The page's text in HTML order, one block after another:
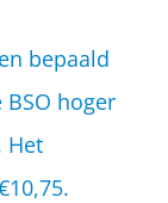
bepaald
hoger
Het